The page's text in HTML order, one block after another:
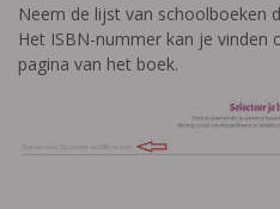
Neem de lijst van schoolboeken
Het ISBN-nummer kan je
pagina van het boek.